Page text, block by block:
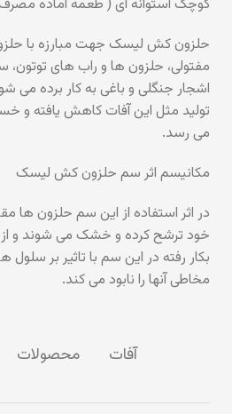
کوچک استوانه ای ( طعمه آماده
حلزون کش لیسک جهت مبارزه با
مفتولی، حلزون ها و راب های توتون،
اشجار جنگلی و باغی به کار برده می
تولید مثل این آفات کاهش یافته و
می رسد.
مکانیسم اثر سم حلزون کش لیسک
در اثر استفاده از این سم حلزون­ ها
خود ترشح کرده و خشک می شوند و از
بکار رفته در این سم با تاثیر بر سلول
مخاطی آنها را نابود می کند.
آفات